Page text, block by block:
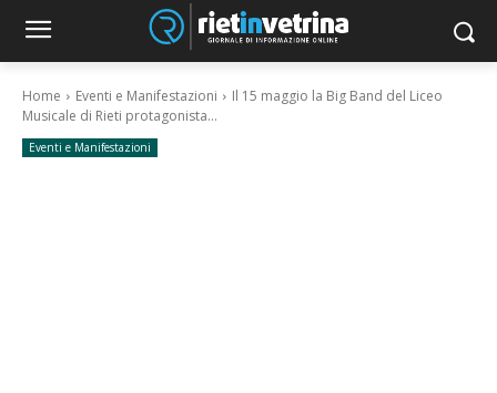
Home Eventi e Manifestazioni
Il 15 maggio la Big Band del Liceo
Musicale di Rieti protagonista...
Eventi e Manifestazioni